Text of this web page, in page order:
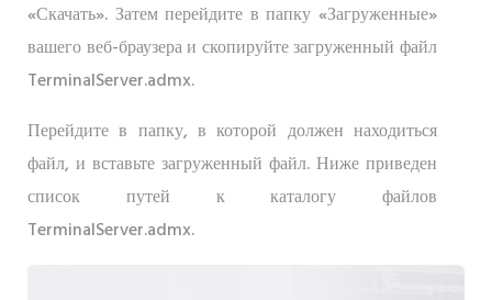
«Скачать». Затем перейдите в папку «Загруженные»
вашего веб-браузера и скопируйте загруженный файл
TerminalServer.admx.
Перейдите в папку, в которой должен находиться
файл, и вставьте загруженный файл. Ниже приведен
список путей к каталогу файлов
TerminalServer.admx.